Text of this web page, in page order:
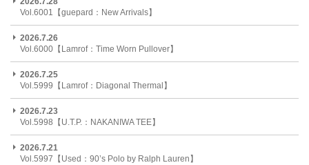
Vol.6001【guepard：New Arrivals】
2026.7.26
Vol.6000【Lamrof：Time Worn Pullover】
2026.7.25
Vol.5999【Lamrof：Diagonal Thermal】
2026.7.23
Vol.5998【U.T.P.：NAKANIWA TEE】
2026.7.21
Vol.5997【Used：90’s Polo by Ralph Lauren】